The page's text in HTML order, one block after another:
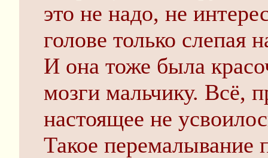
это не надо, не
голове только слепая
И она тоже была
мозги мальчику. Всё,
настоящее не
Такое перемалывание